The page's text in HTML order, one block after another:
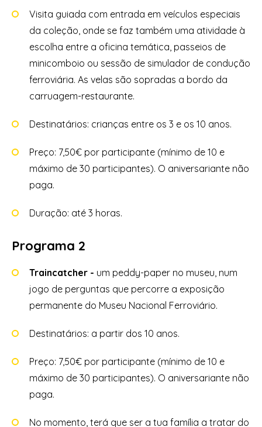
Visita guiada com entrada em veículos especiais
da coleção, onde se faz também uma atividade à
escolha entre a oficina temática, passeios de
minicomboio ou sessão de simulador de condução
ferroviária. As velas são sopradas a bordo da
carruagem-restaurante.
Destinatários: crianças entre os 3 e os 10 anos.
Preço: 7,50€ por participante (mínimo de 10 e
máximo de 30 participantes). O aniversariante não
paga.
Duração: até 3 horas.
Programa 2
Traincatcher - um peddy-paper no museu, num
jogo de perguntas que percorre a exposição
permanente do Museu Nacional Ferroviário.
Destinatários: a partir dos 10 anos.
Preço: 7,50€ por participante (mínimo de 10 e
máximo de 30 participantes). O aniversariante não
paga.
No momento, terá que ser a tua família a tratar do